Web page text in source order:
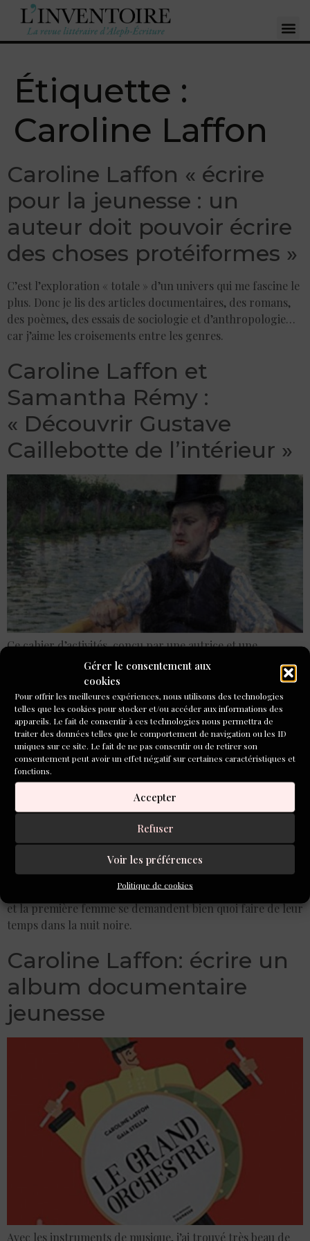
Gérer le consentement aux
cookies
Pour offrir les meilleures expériences, nous utilisons des technologies
telles que les cookies pour stocker et/ou accéder aux informations des
appareils. Le fait de consentir à ces technologies nous permettra de
traiter des données telles que le comportement de navigation ou les ID
uniques sur ce site. Le fait de ne pas consentir ou de retirer son
consentement peut avoir un effet négatif sur certaines caractéristiques et
fonctions.
Accepter
Refuser
Voir les préférences
Politique de cookies
Étiquette :
Caroline Laffon
Caroline Laffon « écrire
pour la jeunesse : un
auteur doit pouvoir écrire
des choses protéiformes »
C’est l’exploration « totale » d’un univers qui me fascine le
plus. Donc je lis des articles documentaires, des romans,
des poèmes, des essais de sociologie et d’anthropologie…
car j’aime les croisements entre les genres.
Caroline Laffon et
Samantha Rémy :
« Découvrir Gustave
Caillebotte de l’intérieur »
Ce cahier d’activités, conçu par une autrice et une
graphiste n’est pas seulement beau, il est aussi éducatif. Il
reprend les fondamentaux du style du peintre et y intégré
des éléments de son époque.
Livres de Noël : « La
grande ronde des
renards », sept contes
autour du monde (Glénat)
Le renard sait user de ruse pour intégrer la plupart des
récits issus du Japon à l’Amazonie, du Canada à l’Algérie
pour expliquer aux enfants les mystères du monde. A
commencer par celui de la création, où le premier homme
et la première femme se demandent bien quoi faire de leur
temps dans la nuit noire.
Caroline Laffon: écrire un
album documentaire
jeunesse
Avec les instruments de musique, j’ai trouvé très beau de